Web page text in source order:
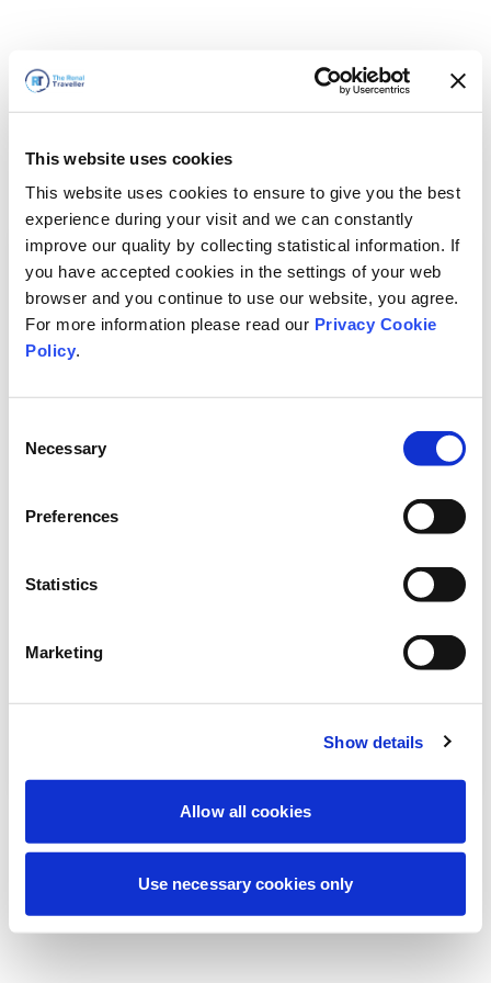
This website uses cookies
This website uses cookies to ensure to give you the best
experience during your visit and we can constantly
improve our quality by collecting statistical information. If
you have accepted cookies in the settings of your web
browser and you continue to use our website, you agree.
For more information please read our Privacy Cookie
Policy.
Selection
Necessary
Preferences
Statistics
Marketing
Show details
Allow all cookies
Use necessary cookies only
Vi utför för närvarande planerat underhåll